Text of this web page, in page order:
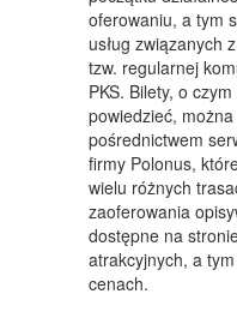
ART.
oferowaniu, a tym
usług związanych
tzw. regularnej
PKS. Bilety, o
powiedzieć,
pośrednictwem
firmy Polonus,
wielu różnych
zaoferowania
dostępne na
atrakcyjnych, a
cenach.